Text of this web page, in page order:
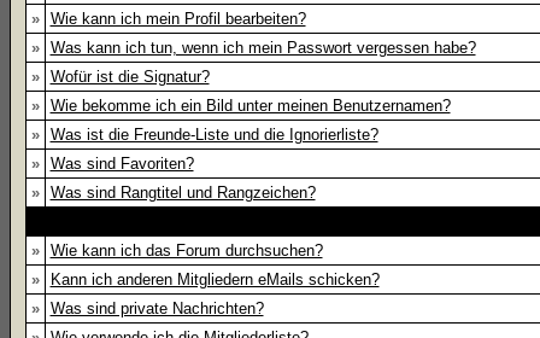
»
Wie kann ich mein Profil bearbeiten?
»
Was kann ich tun, wenn ich mein Passwort vergessen habe?
»
Wofür ist die Signatur?
»
Wie bekomme ich ein Bild unter meinen Benutzernamen?
»
Was ist die Freunde-Liste und die Ignorierliste?
»
Was sind Favoriten?
»
Was sind Rangtitel und Rangzeichen?
»
Wie kann ich das Forum durchsuchen?
»
Kann ich anderen Mitgliedern eMails schicken?
»
Was sind private Nachrichten?